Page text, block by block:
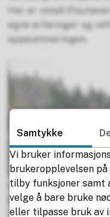
Her er
egne erfaringer og
oppsummeringen.
Viltgjerde ved Ravnå
Mildrid Elvik
Samtykke
Vi bruker
brukeropplevelsen
tilby funksjoner samt
velge å bare bruke
eller tilpasse bruk av